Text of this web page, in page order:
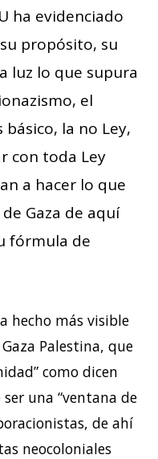
ha evidenciado
propósito, su
luz lo que supura
el
la no Ley,
con toda Ley
a hacer lo que
Gaza de aquí
fórmula de
hecho más visible
Palestina, que
como dicen
una “ventana de
de ahí
neocoloniales